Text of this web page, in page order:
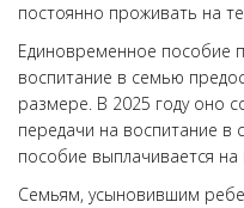
постоянно проживать на
Единовременное пособие
воспитание в семью
размере. В 2025 году оно
передачи на воспитание в
пособие выплачивается на
Семьям, усыновившим